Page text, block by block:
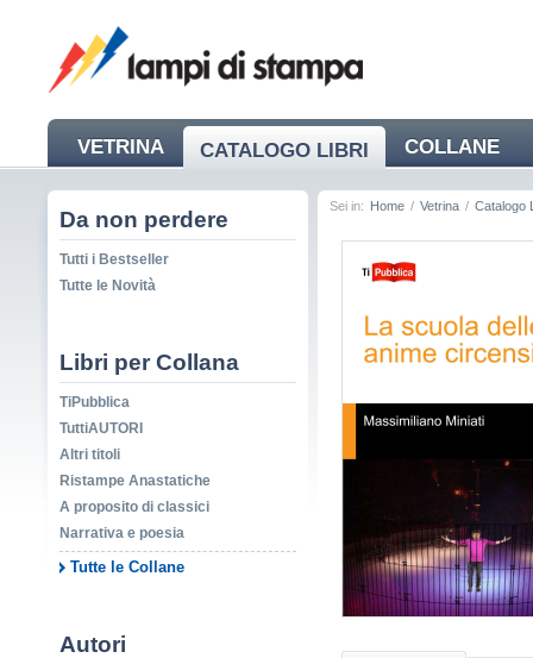
VETRINA CATALOGO LIBRI COLLANE
NEWS
Da non perdere
Tutti i Bestseller
Tutte le Novità
Libri per Collana
TiPubblica
TuttiAUTORI
Altri titoli
Ristampe Anastatiche
A proposito di classici
Narrativa e poesia
Tutte le Collane
Autori
Sei in: Home / Vetrina / Catalogo